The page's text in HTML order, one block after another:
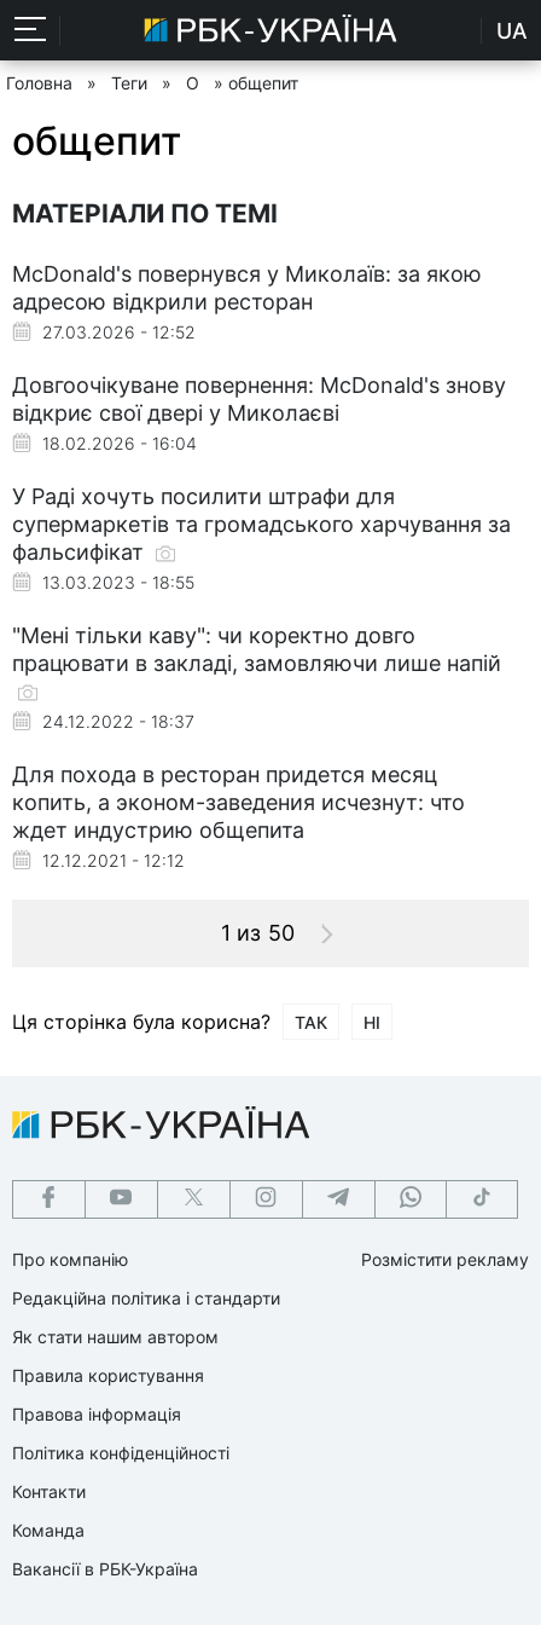
UA
Головна » Теги » О » общепит
общепит
МАТЕРІАЛИ ПО ТЕМІ
McDonald's повернувся у Миколаїв: за якою
адресою відкрили ресторан
27.03.2026 - 12:52
Довгоочікуване повернення: McDonald's знову
відкриє свої двері у Миколаєві
18.02.2026 - 16:04
У Раді хочуть посилити штрафи для
супермаркетів та громадського харчування за
фальсифікат
13.03.2023 - 18:55
"Мені тільки каву": чи коректно довго
працювати в закладі, замовляючи лише напій
24.12.2022 - 18:37
Для похода в ресторан придется месяц
копить, а эконом-заведения исчезнут: что
ждет индустрию общепита
12.12.2021 - 12:12
1 из 50
Ця сторінка була корисна? ТАК НІ
Про компанію
Редакційна політика і стандарти
Як стати нашим автором
Правила користування
Правова інформація
Політика конфіденційності
Контакти
Команда
Вакансії в РБК-Україна
Розмістити рекламу